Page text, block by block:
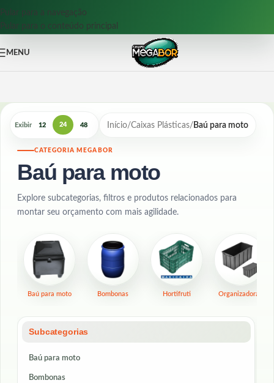
Pular para a navegação
Pular para o conteúdo principal
MENU
Exibir 12 24 48 Início/Caixas Plásticas/Baú para moto
Subcategorias
Baú para moto
Bombonas
CATEGORIA MEGABOR
Baú para moto
Explore subcategorias, filtros e produtos relacionados para
montar seu orçamento com mais agilidade.
Baú para moto Bombonas Hortifruti Organizadoras